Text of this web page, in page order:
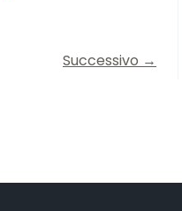
Successivo →